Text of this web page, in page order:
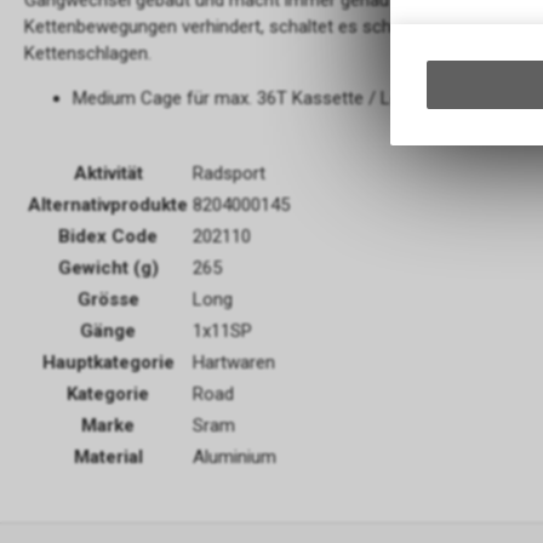
Kettenbewegungen verhindert, schaltet es schneller, reduziert
Kettenschlagen.
Medium Cage für max. 36T Kassette / Long Cage für
Aktivität
Radsport
Alternativprodukte 8204000145
Bidex Code
202110
Gewicht (g)
265
Grösse
Long
Gänge
1x11SP
Hauptkategorie
Hartwaren
Kategorie
Road
Marke
Sram
Material
Aluminium